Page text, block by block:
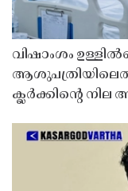
വിഷാംശം
ക്ലർക്കിൻ്റെ